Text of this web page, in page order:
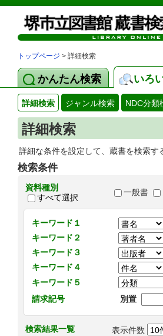
トップページ > 詳細検索
かんたん検索 いろ
詳細検索 ジャンル検索 NDC分類
詳細検索
詳細な条件を設定して、蔵書を検索す
検索条件
資料種別
すべて選択
一般書
キーワード１
キーワード２
キーワード３
キーワード４
キーワード５
請求記号
別置
検索結果一覧 表示件数